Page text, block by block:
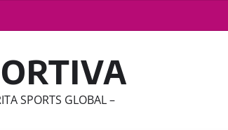
SPORTS GLOBAL –